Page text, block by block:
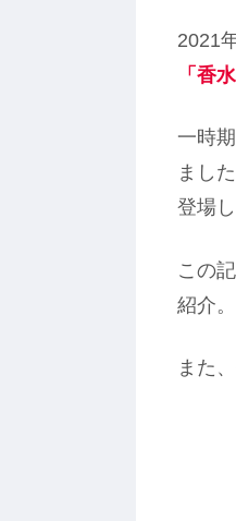
2021
「香
一時
まし
登場
この
紹介。
また